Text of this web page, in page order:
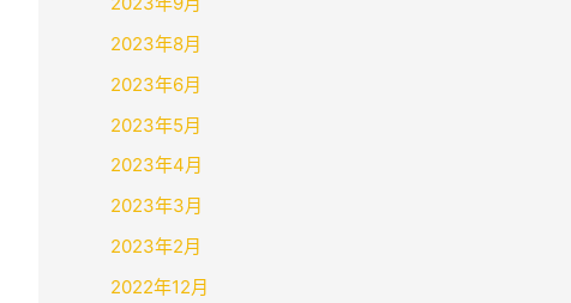
2023年8月
2023年6月
2023年5月
2023年4月
2023年3月
2023年2月
2022年12月